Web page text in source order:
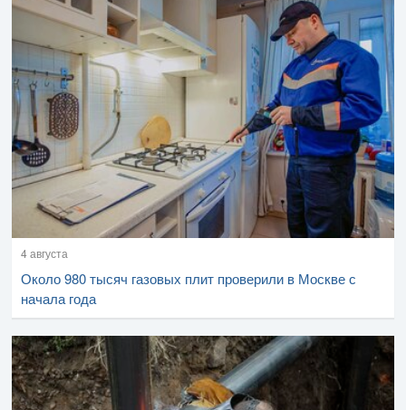
4 августа
Около 980 тысяч газовых плит проверили в Москве с
начала года